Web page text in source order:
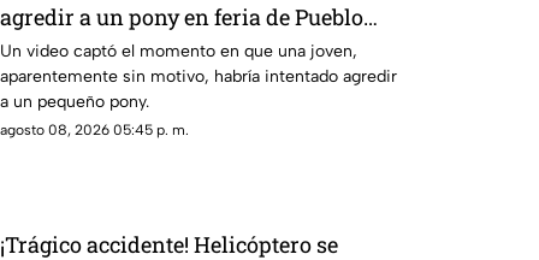
agredir a un pony en feria de Pueblo
Mágico
Un video captó el momento en que una joven,
aparentemente sin motivo, habría intentado agredir
a un pequeño pony.
agosto 08, 2026 05:45 p. m.
¡Trágico accidente! Helicóptero se